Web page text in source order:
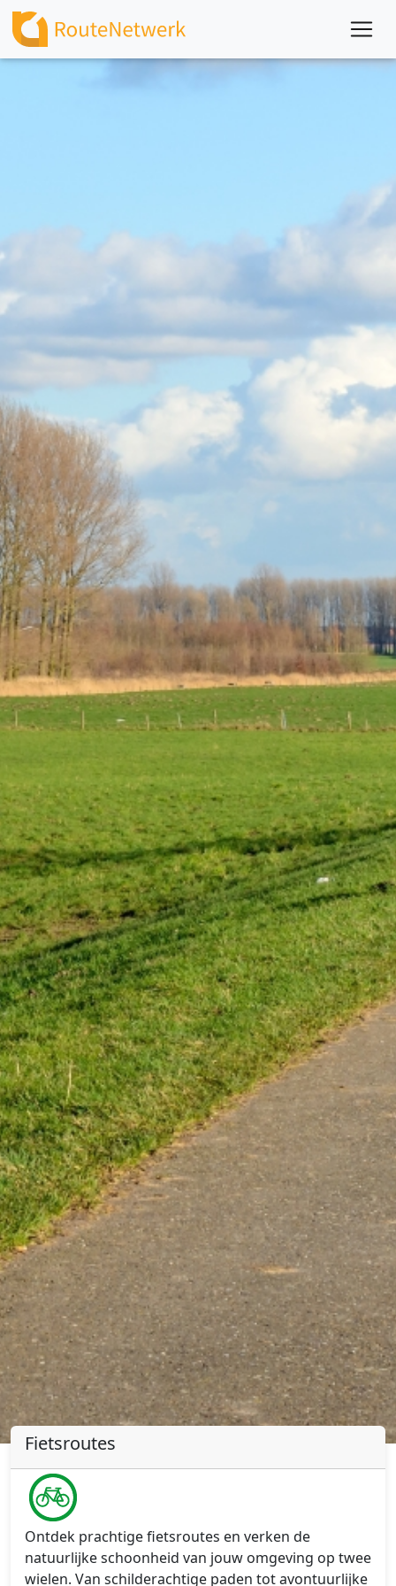
Fietsroutes
Ontdek prachtige fietsroutes en verken de
natuurlijke schoonheid van jouw omgeving op twee
wielen. Van schilderachtige paden tot avontuurlijke